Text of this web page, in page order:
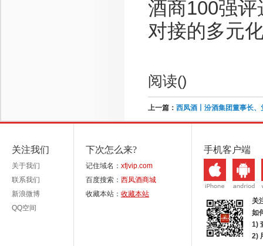
酒商100强
对接的多元
阅读()
上一篇： 西凤酒丨汾酒集团董事长
关注我们
关于我们
联系我们
新浪微博
QQ空间
下次怎么来?
记住域名： xfjvip.com
百度搜索： 西凤酒商城
收藏本站： 收藏本站
手机客户端
关
如
1)
2)